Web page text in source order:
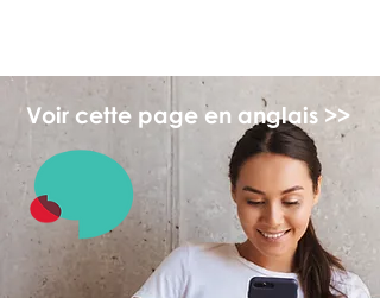
Voir cette page en anglais >>